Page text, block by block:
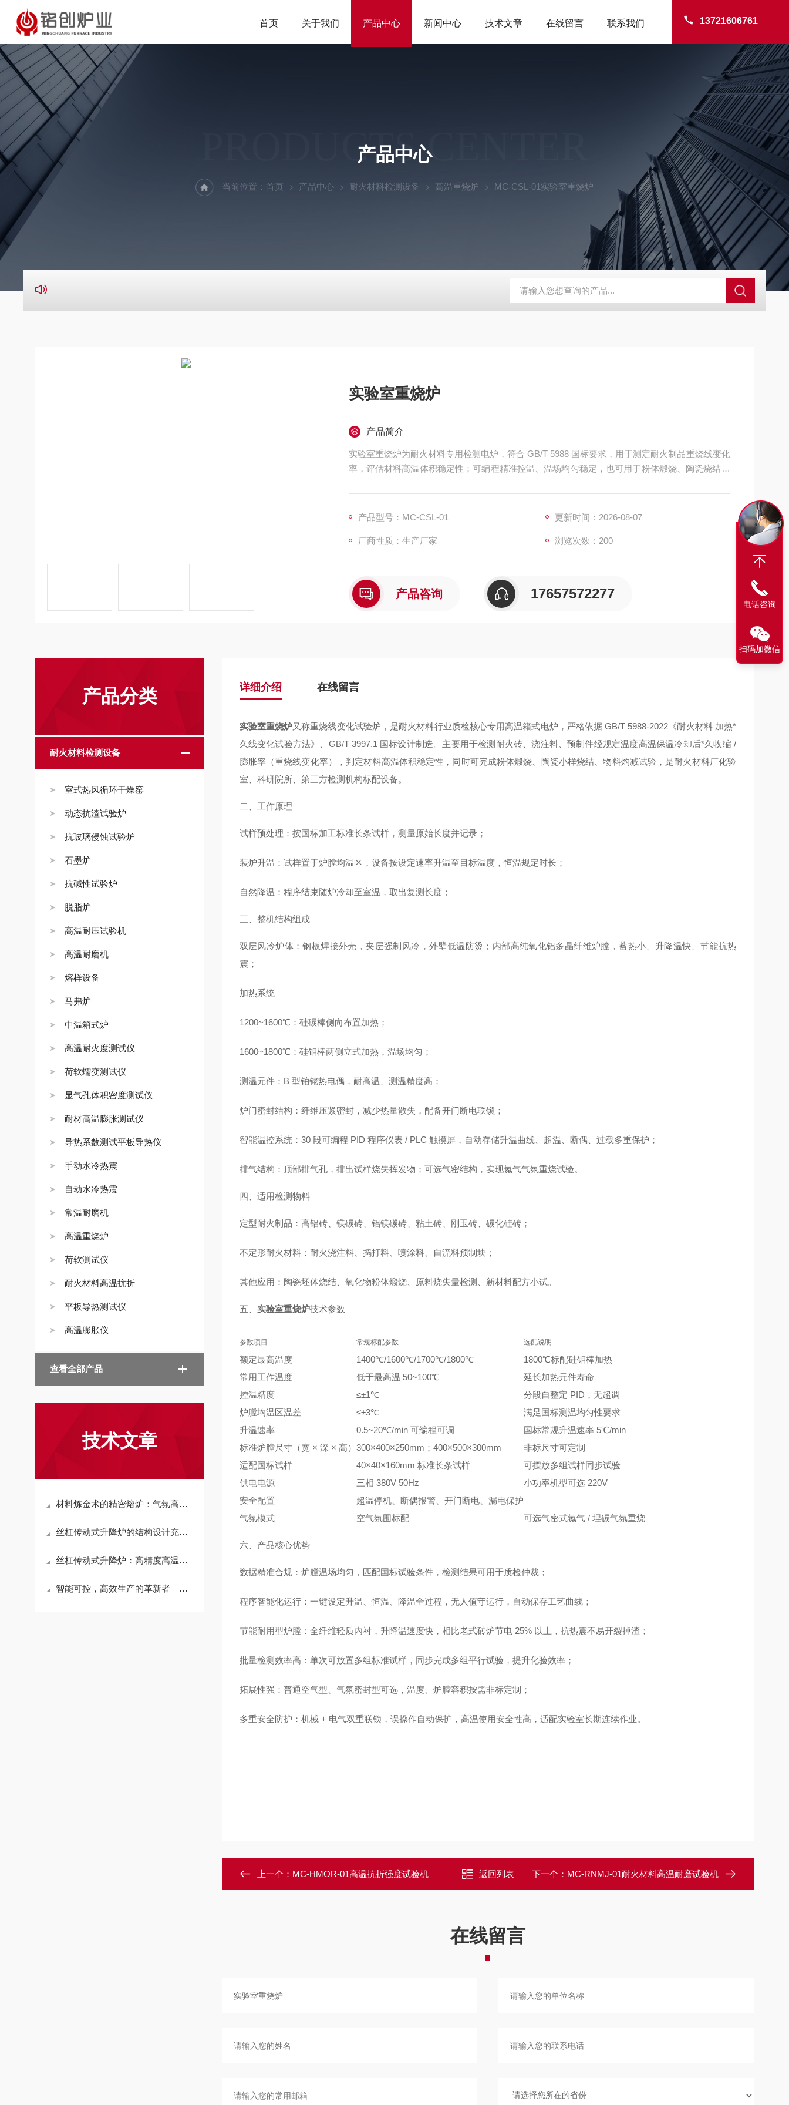
13721606761
首页 关于我们 产品中心 新闻中心 技术文章 在线留言 联系我们
PRODUCTS CENTER
产品中心
当前位置： 首页 产品中心 耐火材料检测设备 高温重烧炉 MC-CSL-01实验室重烧炉
实验室重烧炉
产品简介
实验室重烧炉为耐火材料专用检测电炉，符合 GB/T 5988 国标要求，用于测定耐火制品重烧线变化
率，评估材料高温体积稳定性；可编程精准控温、温场均匀稳定，也可用于粉体煅烧、陶瓷烧结试
产品型号：MC-CSL-01 更新时间：2026-08-07
厂商性质：生产厂家 浏览次数：200
产品咨询 17657572277
产品分类
耐火材料检测设备
室式热风循环干燥窑
动态抗渣试验炉
抗玻璃侵蚀试验炉
石墨炉
抗碱性试验炉
脱脂炉
高温耐压试验机
高温耐磨机
熔样设备
马弗炉
中温箱式炉
高温耐火度测试仪
荷软蠕变测试仪
显气孔体积密度测试仪
耐材高温膨胀测试仪
导热系数测试平板导热仪
手动水冷热震
自动水冷热震
常温耐磨机
高温重烧炉
荷软测试仪
耐火材料高温抗折
平板导热测试仪
高温膨胀仪
查看全部产品
技术文章
材料炼金术的精密熔炉：气氛高真空管式炉解密
丝杠传动式升降炉的结构设计充分考虑了高温环境下的特殊需求
丝杠传动式升降炉：高精度高温工业装备的核心技术解析
智能可控，高效生产的革新者——全自动高低温台车炉深度探秘​
详细介绍 在线留言
实验室重烧炉又称重烧线变化试验炉 ，是耐火材料行业质检核心专用高温箱式电炉，严格依据GB/T 5988-2022《耐火材料 加热*
久线变化试验方法》、GB/T 3997.1 国标设计制造。主要用于检测耐火砖、浇注料、预制件经规定温度高温保温冷却后*久收缩 /
膨胀率（重烧线变化率）
，判定材料高温体积稳定性，同时可完成粉体煅烧、陶瓷小样烧结、物料灼减试验，是耐火材料厂化验
室、科研院所、第三方检测机构标配设备。
二、工作原理
试样预处理：按国标加工标准长条试样，测量原始长度并记录；
装炉升温：试样置于炉膛均温区，设备按设定速率升温至目标温度，恒温规定时长；
自然降温：程序结束随炉冷却至室温，取出复测长度；
三、整机结构组成
双层风冷炉体 ：钢板焊接外壳，夹层强制风冷，外壁低温防烫；内部高纯氧化铝多晶纤维炉膛，蓄热小、升降温快、节能抗热
震；
加热系统
1200~1600℃：硅碳棒侧向布置加热；
1600~1800℃：硅钼棒两侧立式加热，温场均匀；
测温元件：B 型铂铑热电偶，耐高温、测温精度高；
炉门密封结构 ：纤维压紧密封，减少热量散失，配备开门断电联锁；
智能温控系统：30 段可编程 PID 程序仪表 / PLC 触摸屏，自动存储升温曲线、超温、断偶、过载多重保护；
排气结构 ：顶部排气孔，排出试样烧失挥发物；可选气密结构，实现氮气气氛重烧试验。
四、适用检测物料
定型耐火制品：高铝砖、镁碳砖、铝镁碳砖、粘土砖、刚玉砖、碳化硅砖；
不定形耐火材料：耐火浇注料、捣打料、喷涂料、自流料预制块；
其他应用：陶瓷坯体烧结、氧化物粉体煅烧、原料烧失量检测、新材料配方小试。
五、 实验室重烧炉技术参数
参数项目 常规标配参数 选配说明
额定最高温度 1400℃/1600℃/1700℃/1800℃
1800℃标配硅钼棒加热
常用工作温度
低于最高温 50~100℃
延长加热元件寿命
控温精度
≤±1℃
分段自整定 PID，无超调
炉膛均温区温差
≤±3℃
满足国标测温均匀性要求
升温速率
0.5~20℃/min 可编程可调
国标常规升温速率 5℃/min
标准炉膛尺寸（宽 × 深 × 高） 300×400×250mm；400×500×300mm
非标尺寸可定制
适配国标试样
40×40×160mm 标准长条试样
可摆放多组试样同步试验
供电电源
三相 380V 50Hz
小功率机型可选 220V
安全配置
超温停机、断偶报警、开门断电、漏电保护
气氛模式
空气氛围标配 可选气密式氮气 / 埋碳气氛重烧
六、产品核心优势
数据精准合规：炉膛温场均匀，匹配国标试验条件，检测结果可用于质检仲裁；
程序智能化运行：一键设定升温、恒温、降温全过程，无人值守运行，自动保存工艺曲线；
节能耐用型炉膛：全纤维轻质内衬，升降温速度快，相比老式砖炉节电 25% 以上，抗热震不易开裂掉渣；
批量检测效率高 ：单次可放置多组标准试样，同步完成多组平行试验，提升化验效率；
拓展性强 ：普通空气型、气氛密封型可选，温度、炉膛容积按需非标定制；
多重安全防护 ：机械 + 电气双重联锁，误操作自动保护，高温使用安全性高，适配实验室长期连续作业。
上一个： MC-HMOR-01高温抗折强度试验机 返回列表 下一个： MC-RNMJ-01耐火材料高温耐磨试验机
在线留言
电话咨询
扫码加微信